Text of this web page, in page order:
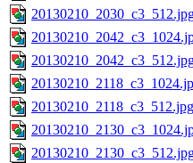
20130210_2118_c3_512.jpg